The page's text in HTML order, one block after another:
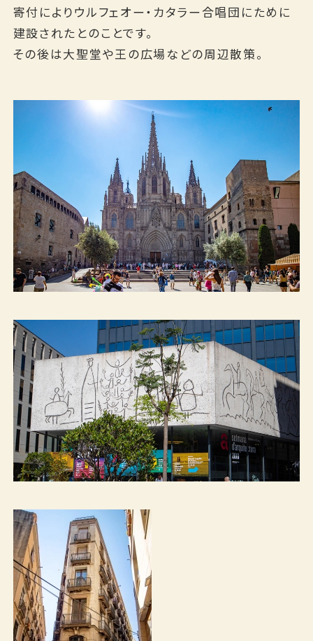
寄付によりウルフェオー・カタラー合唱団にために
建設されたとのことです。
その後は大聖堂や王の広場などの周辺散策。